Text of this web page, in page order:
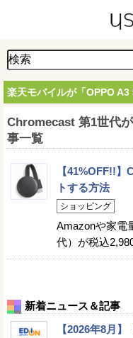
楽天モバイルが「OPPO
Chromecast 第1世代
事一覧
【41%OFF!!
トする方法
ショッピング
Amazonや家電
代）が税込
新着ニュース＆記事
【2026年8月